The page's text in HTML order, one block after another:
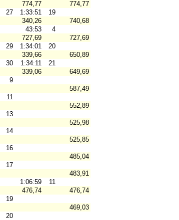
774,77
774,77
27 1:33:51
19
340,26
740,68
43:53
4
727,69
727,69
29 1:34:01
20
339,66
650,89
30 1:34:11
21
339,06
649,69
9
587,49
11
552,89
13
525,98
14
525,85
16
485,04
17
483,91
1:06:59
11
476,74
476,74
19
469,03
20